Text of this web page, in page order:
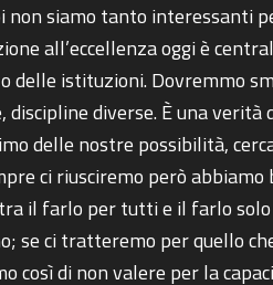
non siamo tanto interessanti
all’eccellenza oggi è
delle istituzioni. Dovremmo
diverse. È una
delle nostre possibilità,
ci riusciremo però
il farlo per tutti e il farlo
se ci tratteremo per quello
così di non valere per la